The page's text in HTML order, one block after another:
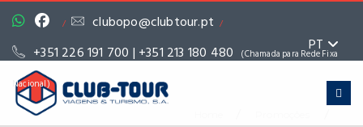
/ clubopo@clubtour.pt /
+351 226 191 700 | +351 213 180 480 (Chamada para Rede Fixa
Nacional)
PT